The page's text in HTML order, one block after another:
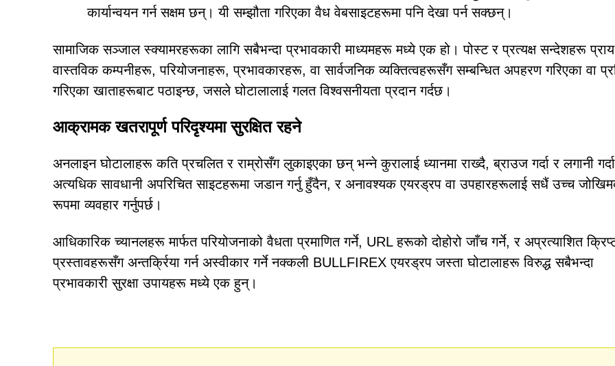
कार्यान्वयन गर्न सक्षम छन्। यी सम्झौता गरिएका वैध वेबसाइटहरूमा पनि देखा पर्न सक्छन्।
सामाजिक सञ्जाल स्क्यामरहरूका लागि सबैभन्दा प्रभावकारी माध्यमहरू मध्ये एक हो। पोस्ट र प्रत्यक्ष सन्देशहरू
वास्तविक कम्पनीहरू, परियोजनाहरू, प्रभावकारहरू, वा सार्वजनिक व्यक्तित्वहरूसँग सम्बन्धित अपहरण गरिएका वा
गरिएका खाताहरूबाट पठाइन्छ, जसले घोटालालाई गलत विश्वसनीयता प्रदान गर्दछ।
आक्रामक खतरापूर्ण परिदृश्यमा सुरक्षित रहने
अनलाइन घोटालाहरू कति प्रचलित र राम्रोसँग लुकाइएका छन् भन्ने कुरालाई ध्यानमा राख्दै, ब्राउज गर्दा र लगानी गर्दा
अत्यधिक सावधानी अपरिचित साइटहरूमा जडान गर्नु हुँदैन, र अनावश्यक एयरड्रप वा उपहारहरूलाई सधैं उच्च
रूपमा व्यवहार गर्नुपर्छ।
आधिकारिक च्यानलहरू मार्फत परियोजनाको वैधता प्रमाणित गर्ने, URL हरूको दोहोरो जाँच गर्ने, र अप्रत्याशित
प्रस्तावहरूसँग अन्तर्क्रिया गर्न अस्वीकार गर्ने नक्कली BULLFIREX एयरड्रप जस्ता घोटालाहरू विरुद्ध सबैभन्दा
प्रभावकारी सुरक्षा उपायहरू मध्ये एक हुन्।